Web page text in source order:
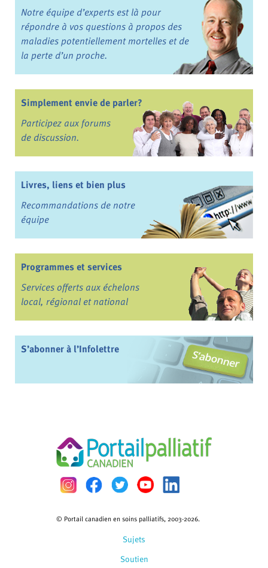
Notre équipe d’experts est là pour
répondre à vos questions à propos des
maladies potentiellement mortelles et de
la perte d’un proche.
Simplement envie de parler?
Participez aux forums
de discussion.
Livres, liens et bien plus
Recommandations de notre
équipe
Programmes et services
Services offerts aux échelons
local, régional et national
S’abonner à l’Infolettre
Sujets
Soutien
© Portail canadien en soins palliatifs, 2003-2026.